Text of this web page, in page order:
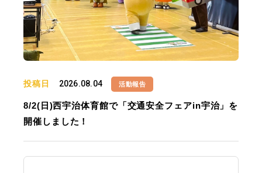
投稿日 2026.08.04 活動報告
8/2(日)西宇治体育館で「交通安全フェアin宇治」を
開催しました！